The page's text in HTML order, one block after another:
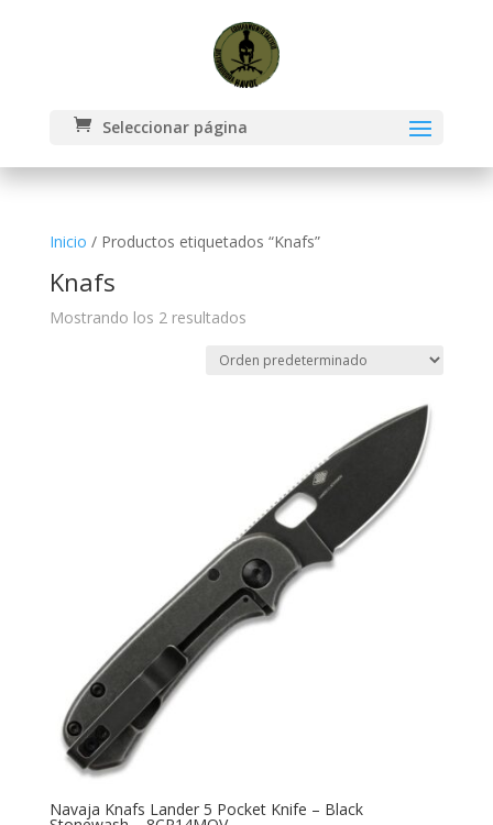
Seleccionar página
Inicio / Productos etiquetados “Knafs”
Knafs
Mostrando los 2 resultados
Navaja Knafs Lander 5 Pocket Knife – Black